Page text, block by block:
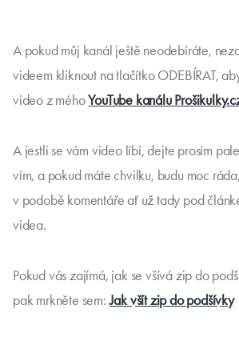
A pokud můj kanál ještě neodebíráte,
videem kliknout na tlačítko ODEBÍRAT,
video z méhoYouTube kanálu
A jestli se vám video líbí, dejte prosím
vím, a pokud máte chvilku, budu moc
v podobě komentáře ať už tady pod
videa.
Pokud vás zajímá, jak se všívá zip do
pak mrkněte sem:Jak všít zip do podšívky